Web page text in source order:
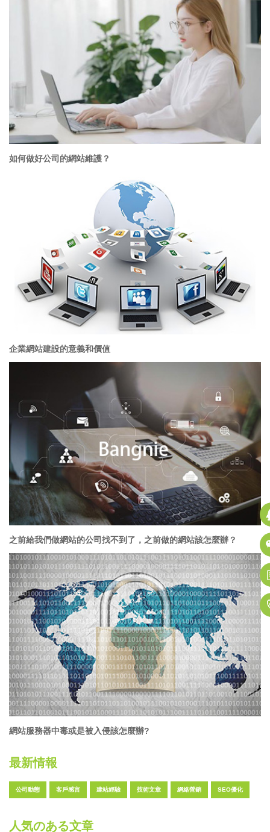
如何做好公司的網站維護？
企業網站建設的意義和價值
之前給我們做網站的公司找不到了，之前做的網站該怎麼辦？
網站服務器中毒或是被入侵該怎麼辦?
最新情報
公司動態 客戶感言 建站經驗 技術文章 網絡營銷 SEO優化
人気のある文章